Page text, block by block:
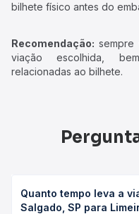
bilhete físico antes do
Recomendação: sempre
viação escolhida,
relacionadas ao bilhete.
Quanto tempo leva a
Salgado, SP para